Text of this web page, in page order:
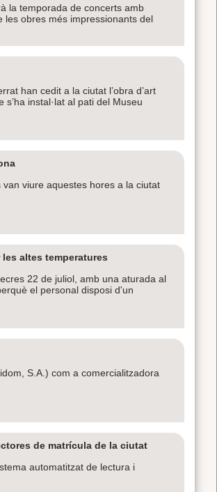
la temporada de concerts amb
les obres més impressionants del
han cedit a la ciutat l’obra d’art
instal·lat al pati del Museu
van viure aquestes hores a la ciutat
altes temperatures
22 de juliol, amb una aturada al
el personal disposi d'un
S.A.) com a comercialitzadora
de matrícula de la ciutat
automatitzat de lectura i